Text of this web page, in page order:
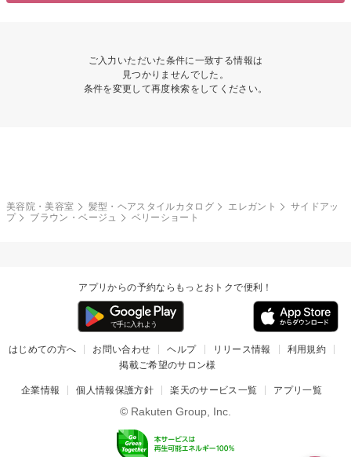
ご入力いただいた条件に一致する情報は
見つかりませんでした。
条件を変更して再度検索をしてください。
美容院・美容室 髪型・ヘアスタイルカタログ エレガント
サイドアッ
プ
ブラウン・ベージュ ベリーショート
アプリからの予約ならもっとおトクで便利！
はじめての方へ お問い合わせ ヘルプ リリース情報
利用規約
掲載ご希望のサロン様
企業情報 個人情報保護方針 楽天のサービス一覧 アプリ一覧
© Rakuten Group, Inc.